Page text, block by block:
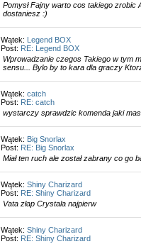
Pomysł Fajny warto cos takiego zrobic
dostaniesz :)
Wątek: Legend BOX
Post: RE: Legend BOX
Wprowadzanie czegos Takiego w tym
sensu... Bylo by to kara dla graczy
Wątek: catch
Post: RE: catch
wystarczy sprawdzic komenda jaki
Wątek: Big Snorlax
Post: RE: Big Snorlax
Miał ten ruch ale został zabrany co go
Wątek: Shiny Charizard
Post: RE: Shiny Charizard
Vata złap Crystala najpierw
Wątek: Shiny Charizard
Post: RE: Shiny Charizard